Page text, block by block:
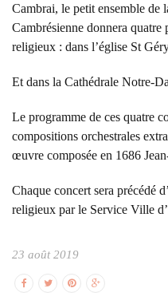
Cambrai, le petit ensemble de
Cambrésienne donnera quatre
religieux : dans l’église St
Et dans la Cathédrale Notre-
Le programme de ces quatre
compositions orchestrales
œuvre composée en 1686
Chaque concert sera précédé
religieux par le Service Ville
23 août 2019